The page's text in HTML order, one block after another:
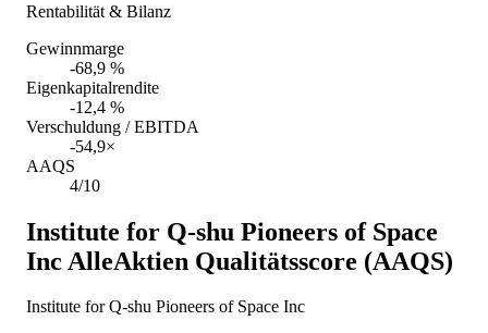
Rentabilität & Bilanz
Gewinnmarge
-68,9 %
Eigenkapitalrendite
-12,4 %
Verschuldung / EBITDA
-54,9×
AAQS
4/10
Institute for Q-shu Pioneers of Space
Inc AlleAktien Qualitätsscore (AAQS)
Institute for Q-shu Pioneers of Space Inc